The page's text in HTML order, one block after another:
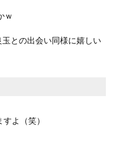
ｗ
との出会い同様に嬉しい
よ（笑）